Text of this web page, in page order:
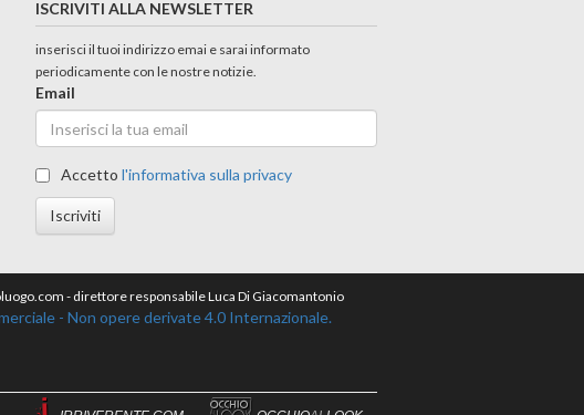
ISCRIVITI ALLA NEWSLETTER
inserisci il tuoi indirizzo emai e sarai informato
periodicamente con le nostre notizie.
Email
Accettol'informativa sulla privacy
Iscriviti
- direttore responsabile Luca Di Giacomantonio
- Non opere derivate 4.0 Internazionale.